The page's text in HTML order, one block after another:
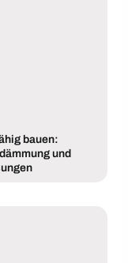
bauen:
und